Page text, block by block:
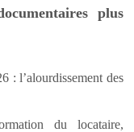
plus
: l’alourdissement des
du locataire,